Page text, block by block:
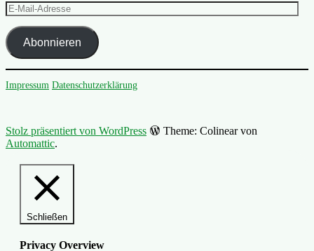
E-
Mail-
Adresse
Abonnieren
Impressum Datenschutzerklärung
Stolz präsentiert von WordPress
Theme: Colinear von
Automattic.
Schließen
Privacy Overview